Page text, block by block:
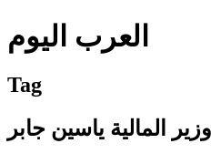
العرب اليوم
Tag
وزير المالية ياسين جابر